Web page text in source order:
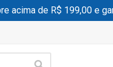
de R$ 199,00 e